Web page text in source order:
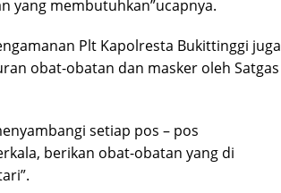
yang membutuhkan”ucapnya.
Plt Kapolresta Bukittinggi juga
obat-obatan dan masker oleh Satgas
setiap pos – pos
berikan obat-obatan yang di